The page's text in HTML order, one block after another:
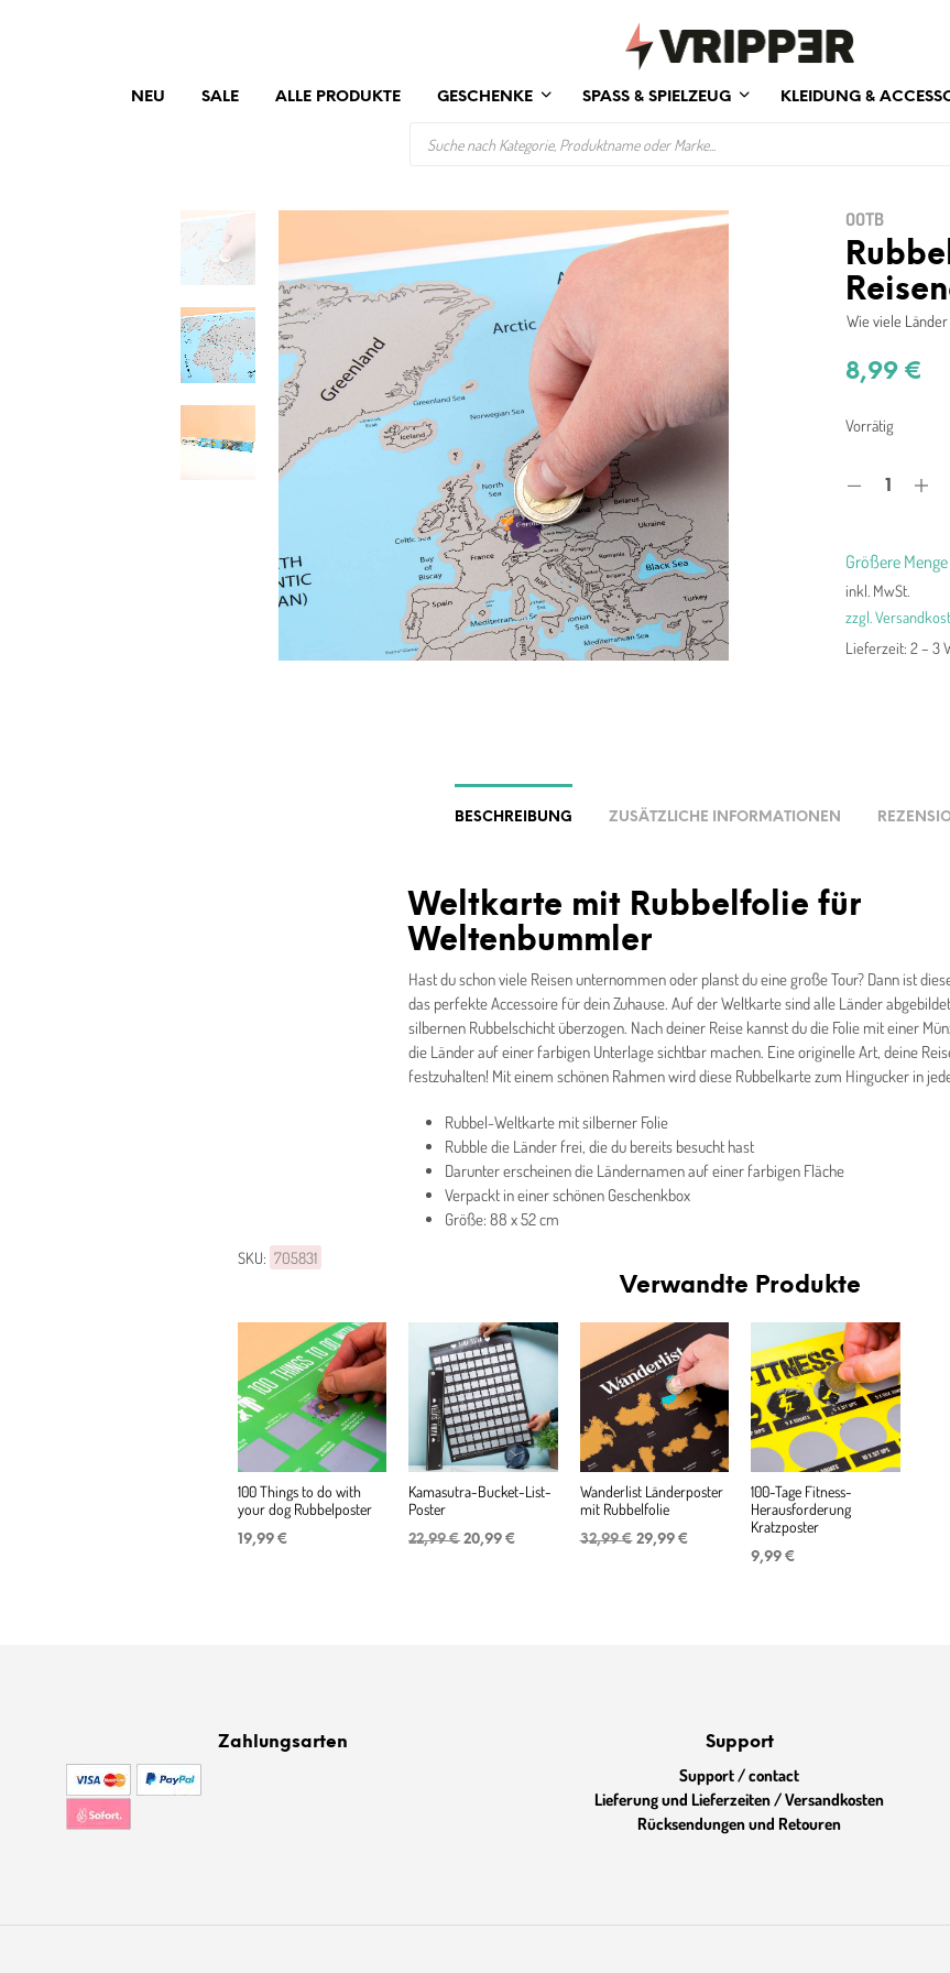
NEU SALE ALLE PRODUKTE GESCHENKE SPASS & SPIELZEUG KLEIDUNG &
OOTB
Wie viele
8,99€
Vorrätig
Größere
inkl. MwSt.
zzgl.
Lieferzeit:2 – 3
BESCHREIBUNG ZUSÄTZLICHE INFORMATIONEN
Weltkarte mit Rubbelfolie für
Weltenbummler
Hast du schon viele Reisen unternommen oder planst du eine große Tour? Dann ist
das perfekte Accessoire für dein Zuhause. Auf der Weltkarte sind alle Länder
silbernen Rubbelschicht überzogen. Nach deiner Reise kannst du die Folie mit einer
die Länder auf einer farbigen Unterlage sichtbar machen. Eine originelle Art, deine
festzuhalten! Mit einem schönen Rahmen wird diese Rubbelkarte zum Hingucker in
Rubbel-Weltkarte mit silberner Folie
Rubble die Länder frei, die du bereits besucht hast
Darunter erscheinen die Ländernamen auf einer farbigen Fläche
Verpackt in einer schönen Geschenkbox
Größe: 88 x 52 cm
SKU: 705831
Verwandte Produkte
100 Things to do with
your dog Rubbelposter
19,99 €
Kamasutra-Bucket-List-
Poster
22,99€ Ursprünglicher
20,99 €
Wanderlist Länderposter
mit Rubbelfolie
32,99€ Ursprünglicher
29,99 € Aktueller
100-Tage Fitness-
Herausforderung
Kratzposter
9,99 €
Zahlungsarten Support
Support / contact
Lieferung und Lieferzeiten / Versandkosten
Rücksendungen und Retouren